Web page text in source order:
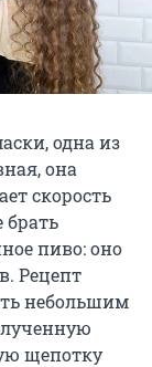
одна из
она
скорость
брать
пиво: оно
Рецепт
небольшим
щепотку